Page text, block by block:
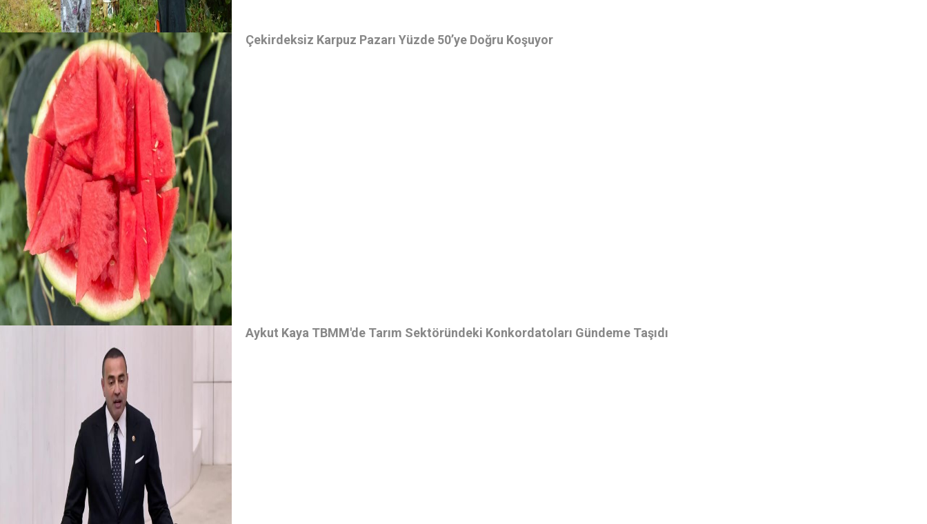
Çekirdeksiz Karpuz Pazarı Yüzde 50’ye Doğru Koşuyor
Aykut Kaya TBMM'de Tarım Sektöründeki Konkordatoları Gündeme Taşıdı